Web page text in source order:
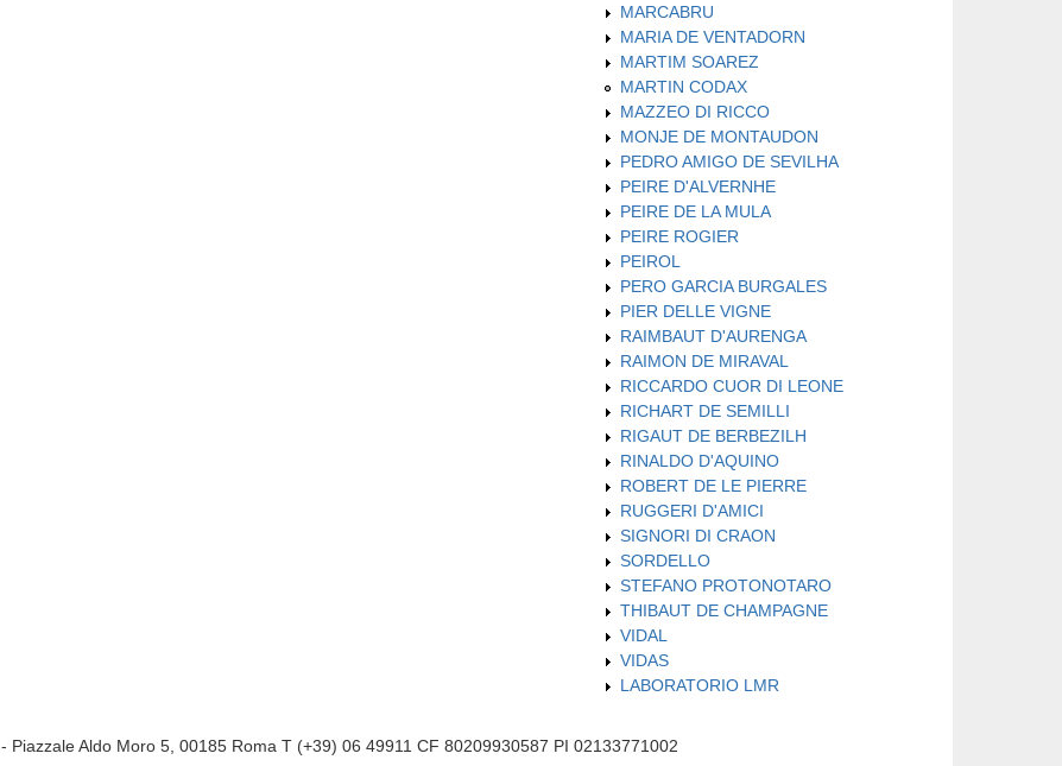
MARCABRU
MARIA DE VENTADORN
MARTIM SOAREZ
MARTIN CODAX
MAZZEO DI RICCO
MONJE DE MONTAUDON
PEDRO AMIGO DE SEVILHA
PEIRE D'ALVERNHE
PEIRE DE LA MULA
PEIRE ROGIER
PEIROL
PERO GARCIA BURGALES
PIER DELLE VIGNE
RAIMBAUT D'AURENGA
RAIMON DE MIRAVAL
RICCARDO CUOR DI LEONE
RICHART DE SEMILLI
RIGAUT DE BERBEZILH
RINALDO D'AQUINO
ROBERT DE LE PIERRE
RUGGERI D'AMICI
SIGNORI DI CRAON
SORDELLO
STEFANO PROTONOTARO
THIBAUT DE CHAMPAGNE
VIDAL
VIDAS
LABORATORIO LMR
- Piazzale Aldo Moro 5, 00185 Roma T (+39) 06 49911 CF 80209930587 PI 02133771002